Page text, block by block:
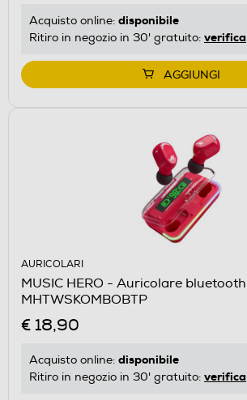
Acquisto online: disponibile
Ritiro in negozio in 30' gratuito: verifica
AGGIUNGI
AURICOLARI
MUSIC HERO - Auricolare bluetooth
MHTWSKOMBOBTP
€ 18,90
Acquisto online: disponibile
Ritiro in negozio in 30' gratuito: verifica